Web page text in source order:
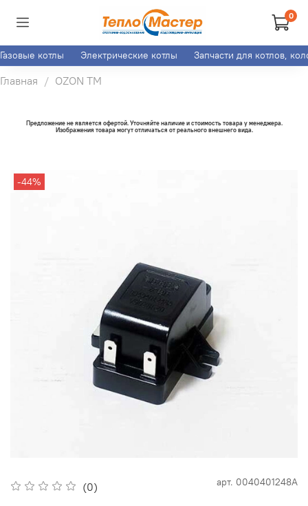
0
Газовые котлы Электрические котлы Запчасти для котлов,
Главная OZON ТМ
Предложение не является офертой. Уточняйте наличие и стоимость товара у менеджера.
Изображения товара могут отличаться от реального внешнего вида.
-44%
(0) арт. 0040401248A